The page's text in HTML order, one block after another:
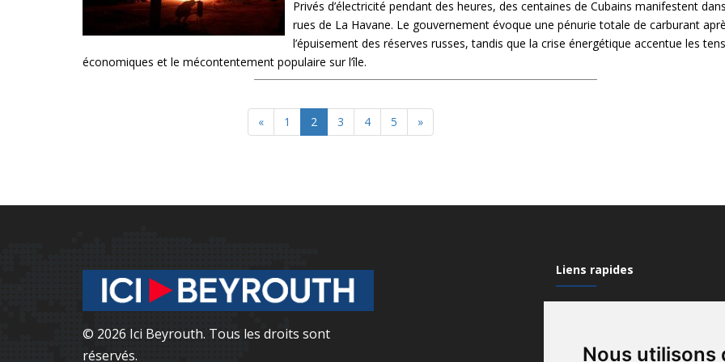
Nous utilisons
Privés d’électricité pendant des heures, des centaines de Cubains manifestent
rues de La Havane. Le gouvernement évoque une pénurie totale de carburant
l’épuisement des réserves russes, tandis que la crise énergétique accentue les
économiques et le mécontentement populaire sur l’île.
« 1 2 3 4 5 »
© 2026 Ici Beyrouth. Tous les droits sont
réservés.
Liens rapides
Contactez-nous